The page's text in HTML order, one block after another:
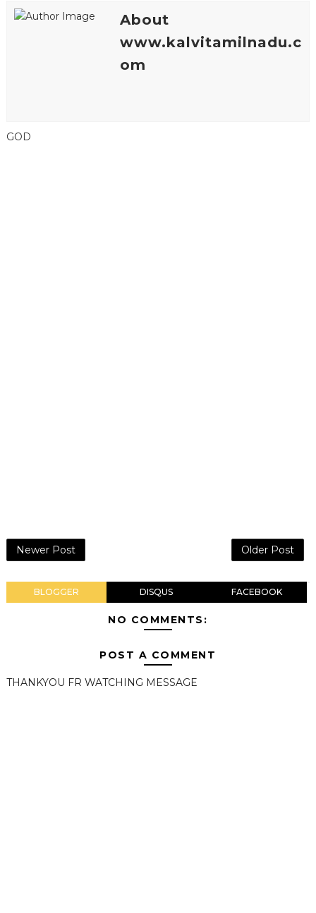
About
www.kalvitamilnadu.c
om
GOD
Newer Post Older Post
BLOGGER DISQUS FACEBOOK
NO COMMENTS:
POST A COMMENT
THANKYOU FR WATCHING MESSAGE